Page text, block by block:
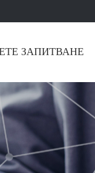
ЗАПИТВАНЕ